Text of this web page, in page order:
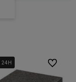
24H
24H Do